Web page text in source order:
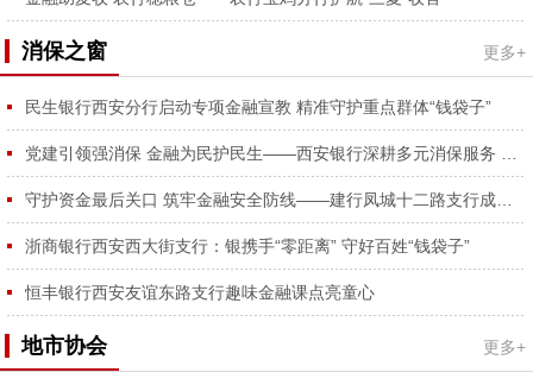
消保之窗 更多+
民生银行西安分行启动专项金融宣教 精准守护重点群体“钱袋子”
浙商银行西安西大街支行：银携手“零距离” 守好百姓“钱袋子”
恒丰银行西安友谊东路支行趣味金融课点亮童心
地市协会 更多+